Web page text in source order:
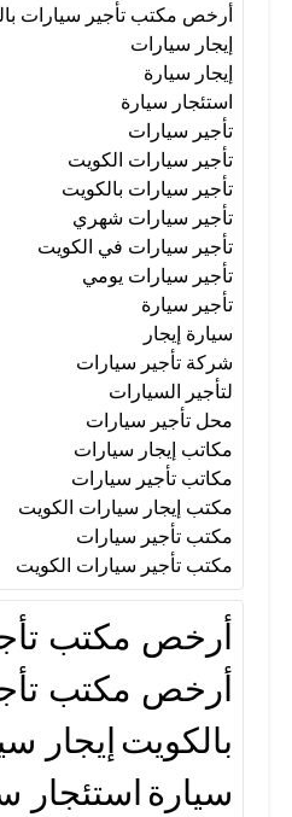
تأجير سيارات في الكويت
تأجير سيارات يومي
سيارة إيجار شركة
لتأجير السيارات
مكاتب إيجار سيارات
مكتب إيجار سيارات الكويت
مكتب تأجير سيارات
مكتب تأجير سيارات الكويت
أرخص مكتب تأجير سيارات
إيجار سيارات
إيجار سيارة
استئجار سيارة
تأجير سيارات
تأجير سيارات الكويت
تأجير سيارات بالكويت
تأجير سيارات شهري
تأجير سيارات في الكويت
تأجير سيارات يومي
تأجير سيارة
سيارة إيجار
شركة تأجير سيارات
لتأجير السيارات
محل تأجير سيارات
مكاتب إيجار سيارات
مكاتب تأجير سيارات
مكتب إيجار سيارات الكويت
مكتب تأجير سيارات
مكتب تأجير سيارات الكويت
أرخص مكتب
أرخص مكتب
بالكويتإيجار
سيارةاستئجار